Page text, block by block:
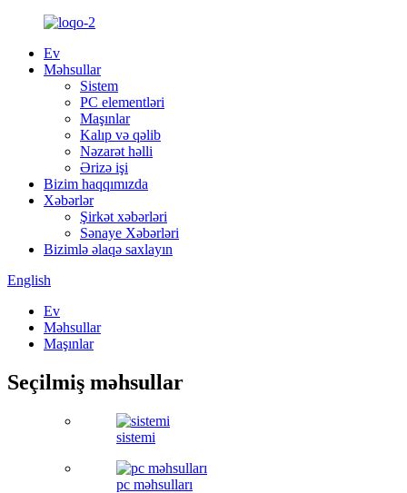
Ev
Məhsullar
Sistem
PC elementləri
Maşınlar
Kalıp və qəlib
Nəzarət həlli
Ərizə işi
Bizim haqqımızda
Xəbərlər
Şirkət xəbərləri
Sənaye Xəbərləri
Bizimlə əlaqə saxlayın
English
Ev
Məhsullar
Maşınlar
Seçilmiş məhsullar
sistemi
pc məhsulları